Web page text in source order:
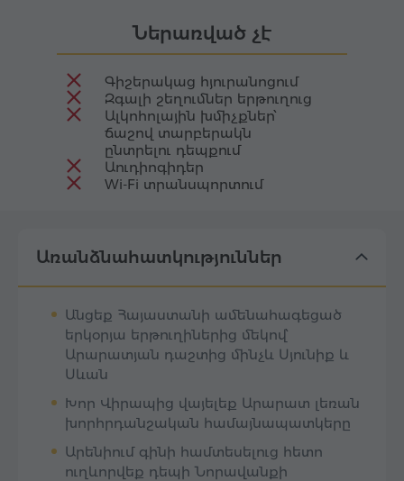
Ներառված չէ
Գիշերակաց հյուրանոցում
Զգալի շեղումներ երթուղուց
Ալկոհոլային խմիչքներ՝
ճաշով տարբերակն
ընտրելու դեպքում
Աուդիոգիդեր
Wi-Fi տրանսպորտում
Առանձնահատկություններ
Անցեք Հայաստանի ամենահագեցած
երկօրյա երթուղիներից մեկով՝
Արարատյան դաշտից մինչև Սյունիք և
Սևան
Խոր Վիրապից վայելեք Արարատ լեռան
խորհրդանշական համայնապատկերը
Արենիում գինի համտեսելուց հետո
ուղևորվեք դեպի Նորավանքի